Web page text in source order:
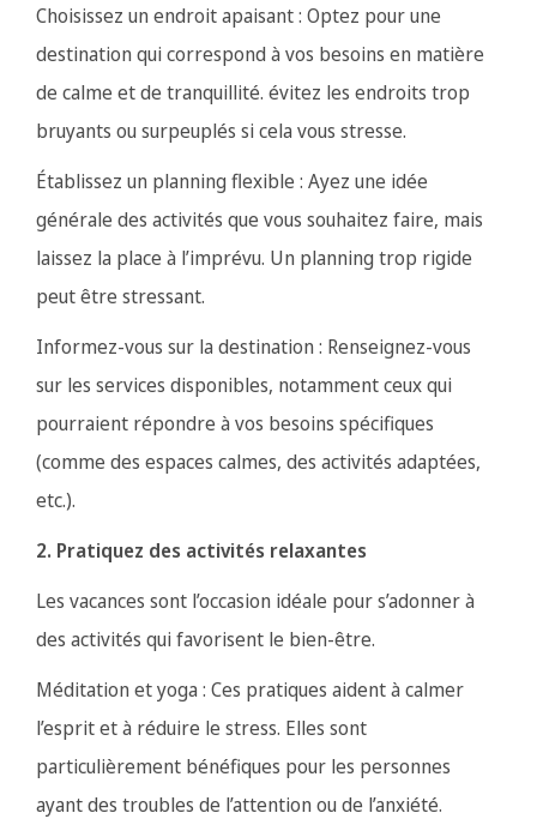
Choisissez un endroit apaisant : Optez pour une
destination qui correspond à vos besoins en matière
de calme et de tranquillité. évitez les endroits trop
bruyants ou surpeuplés si cela vous stresse.
Établissez un planning flexible : Ayez une idée
générale des activités que vous souhaitez faire, mais
laissez la place à l’imprévu. Un planning trop rigide
peut être stressant.
Informez-vous sur la destination : Renseignez-vous
sur les services disponibles, notamment ceux qui
pourraient répondre à vos besoins spécifiques
(comme des espaces calmes, des activités adaptées,
etc.).
2. Pratiquez des activités relaxantes
Les vacances sont l’occasion idéale pour s’adonner à
des activités qui favorisent le bien-être.
Méditation et yoga : Ces pratiques aident à calmer
l’esprit et à réduire le stress. Elles sont
particulièrement bénéfiques pour les personnes
ayant des troubles de l’attention ou de l’anxiété.